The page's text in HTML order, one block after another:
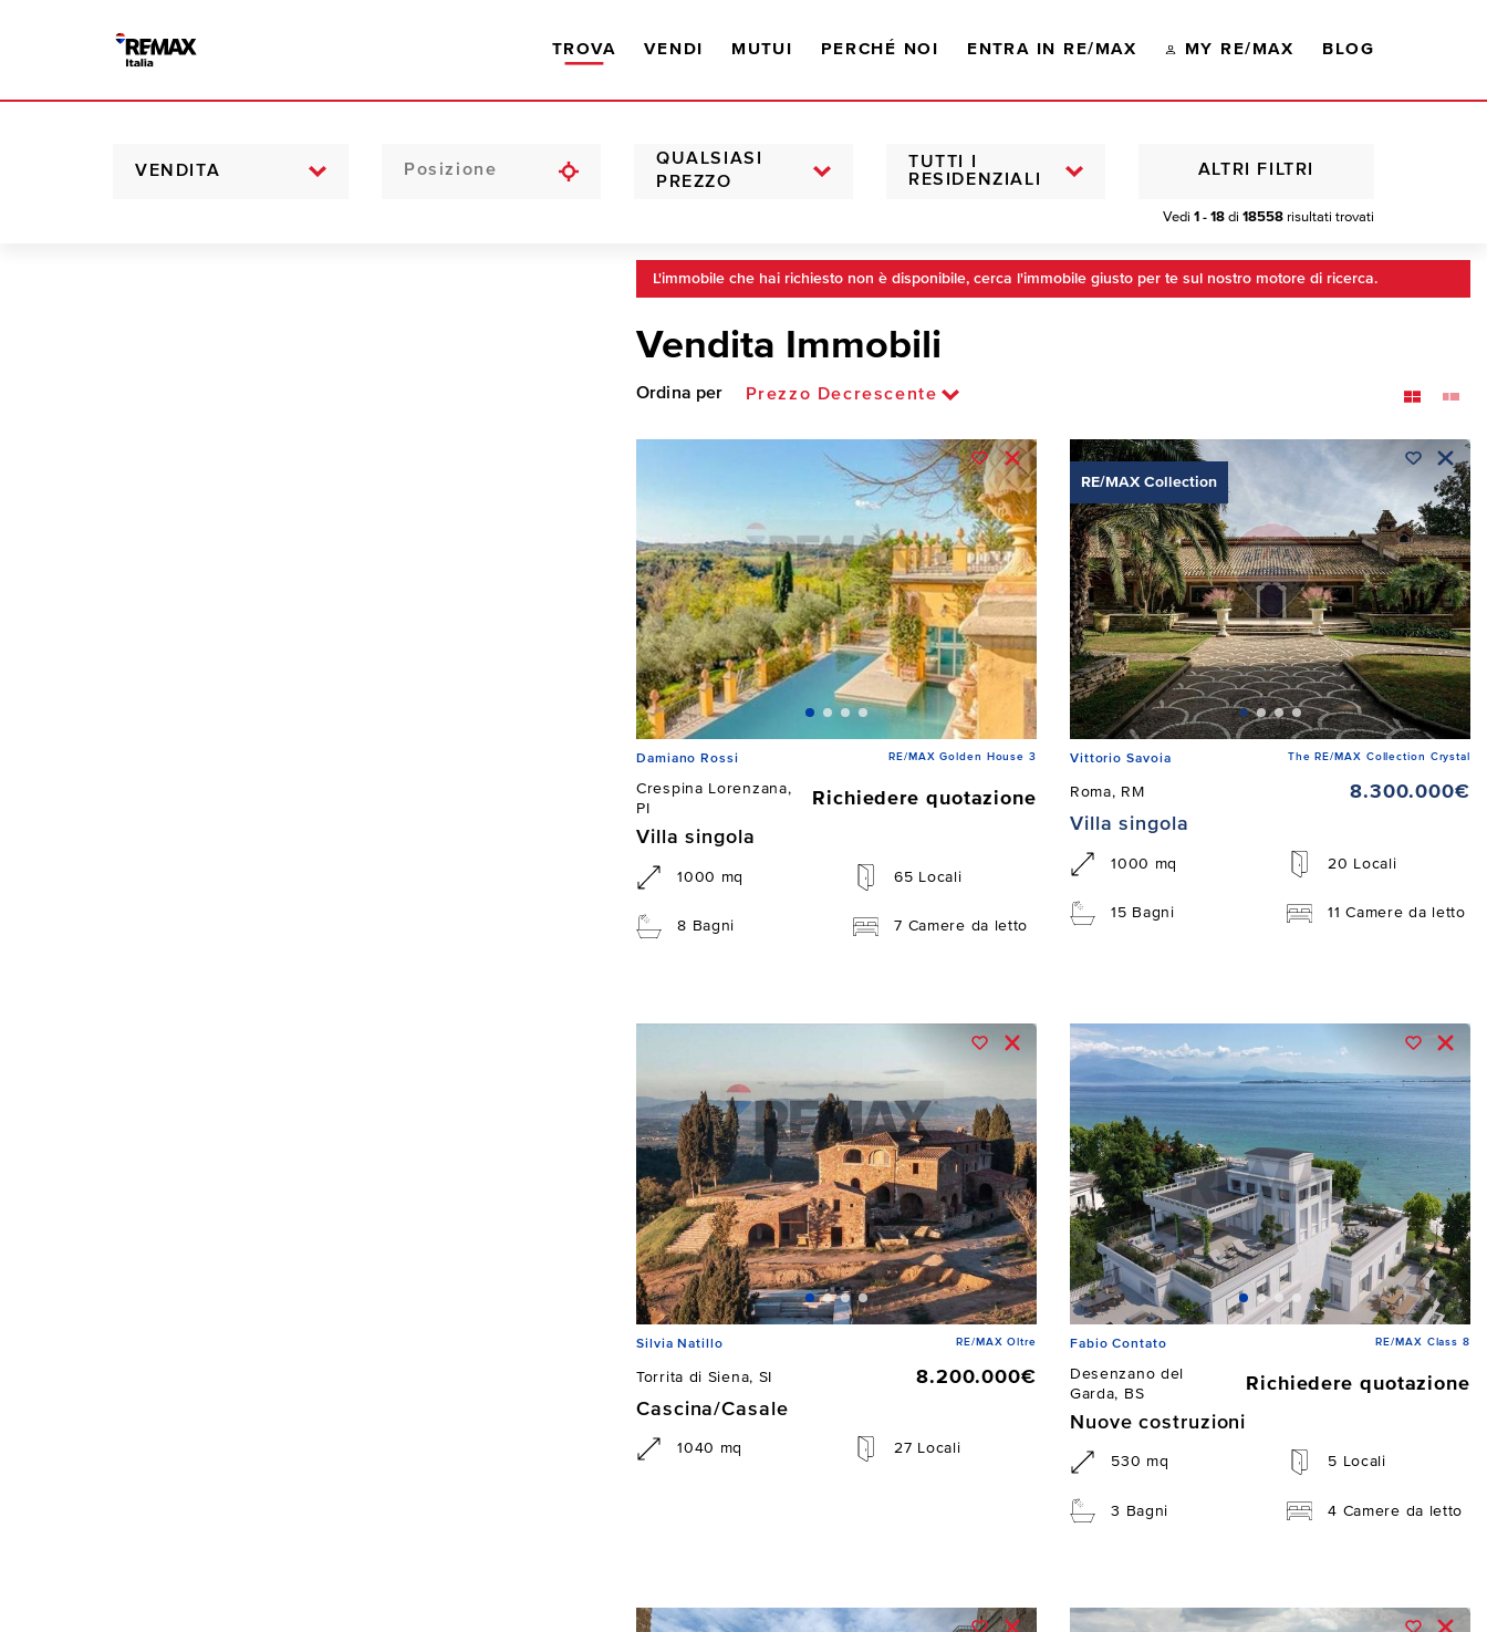
TROVA VENDI MUTUI PERCHÉ NOI ENTRA IN RE/MAX MY RE/MAX BLOG
VENDITA
QUALSIASI
PREZZO
TUTTI I
RESIDENZIALI
Vedi 1 - 18 di 18558 risultati trovati
ALTRI FILTRI
L'immobile che hai richiesto non è disponibile, cerca l'immobile giusto per te sul nostro motore di ricerca.
Vendita Immobili
Ordina per Prezzo Decrescente
Damiano Rossi RE/MAX Golden House 3
Crespina Lorenzana,
PI
Richiedere quotazione
Villa singola
1000 mq 65 Locali
8 Bagni 7 Camere da letto
RE/MAX Collection
Vittorio Savoia The RE/MAX Collection Crystal
Roma, RM
8.300.000€
Villa singola
1000 mq 20 Locali
15 Bagni 11 Camere da letto
Silvia Natillo RE/MAX Oltre
Torrita di Siena, SI
8.200.000€
Cascina/Casale
1040 mq 27 Locali
Fabio Contato RE/MAX Class 8
Desenzano del
Garda, BS
Richiedere quotazione
Nuove costruzioni
530 mq 5 Locali
3 Bagni 4 Camere da letto